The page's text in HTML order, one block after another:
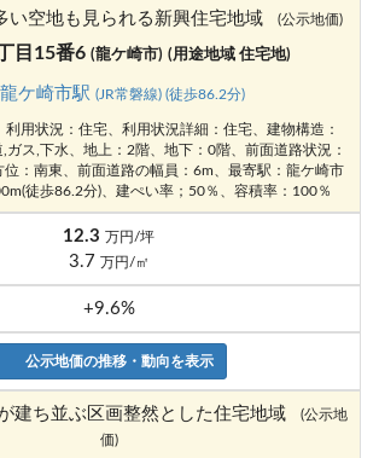
い空地も見られる新興住宅地域 (公示地価)
目15番6 (龍ケ崎市) (用途地域 住宅地)
龍ケ崎市駅(JR常磐線) (徒歩86.2分)
用状況：住宅、利用状況詳細：住宅、建物構造：
,ガス,下水、地上：2階、地下：0階、前面道路状況：
：南東、前面道路の幅員：6m、最寄駅：龍ケ崎市
徒歩86.2分)、建ぺい率；50％、容積率：100％
12.3 万円/坪
3.7 万円/㎡
+9.6%
公示地価の推移・動向を表示
建ち並ぶ区画整然とした住宅地域
(公示地
価)